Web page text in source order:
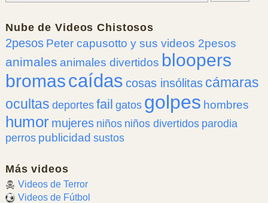
Nube deVideos Chistosos
2pesos Peter capusotto y sus videos 2pesos
animales animales divertidos bloopers
bromascaídas cosas insólitas cámaras
ocultas deportes fail gatos golpes hombres
humor mujeres niños niños divertidos parodia
perros publicidad sustos
Más videos
Videos de Terror
Videos de Fútbol